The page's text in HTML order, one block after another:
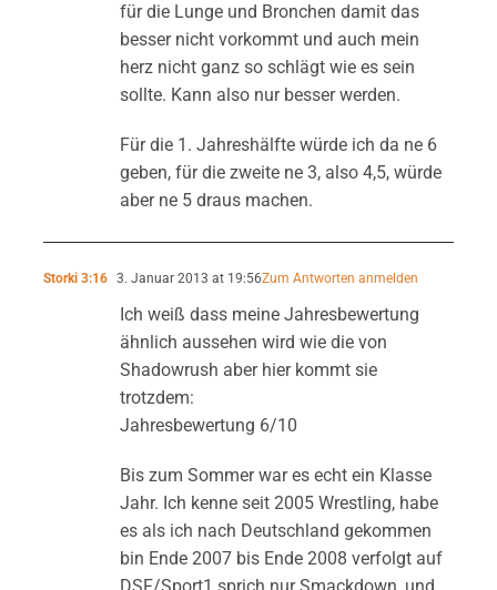
für die Lunge und Bronchen damit das
besser nicht vorkommt und auch mein
herz nicht ganz so schlägt wie es sein
sollte. Kann also nur besser werden.
Für die 1. Jahreshälfte würde ich da ne 6
geben, für die zweite ne 3, also 4,5, würde
aber ne 5 draus machen.
Storki 3:16 3. Januar 2013 at 19:56Zum Antworten anmelden
Ich weiß dass meine Jahresbewertung
ähnlich aussehen wird wie die von
Shadowrush aber hier kommt sie
trotzdem:
Jahresbewertung 6/10
Bis zum Sommer war es echt ein Klasse
Jahr. Ich kenne seit 2005 Wrestling, habe
es als ich nach Deutschland gekommen
bin Ende 2007 bis Ende 2008 verfolgt auf